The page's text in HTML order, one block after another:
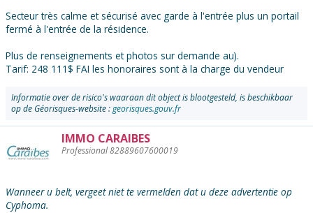
Secteur très calme et sécurisé avec garde à l'entrée plus un portail
fermé à l'entrée de la résidence.
Plus de renseignements et photos sur demande au).
Tarif: 248 111$ FAI les honoraires sont à la charge du vendeur
Informatie over de risico's waaraan dit object is blootgesteld, is beschikbaar
op de Géorisques-website :georisques.gouv.fr
adverteerder
:
IMMO CARAIBES
Professional 82889607600019
Wanneer u belt, vergeet niet te vermelden dat u deze advertentie op
Cyphoma.